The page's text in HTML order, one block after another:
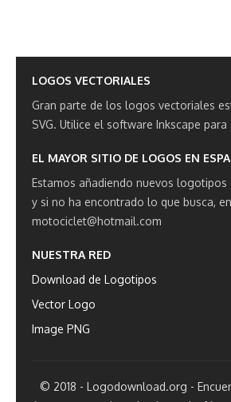
LOGOS VECTORIALES
Gran parte de los logos vectoriales
SVG. Utilice el software Inkscape para
EL MAYOR SITIO DE LOGOS EN
Estamos añadiendo nuevos logotipos
y si no ha encontrado lo que busca,
motociclet@hotmail.com
NUESTRA RED
Download de Logotipos
Vector Logo
Image PNG
© 2018 - Logodownload.org -